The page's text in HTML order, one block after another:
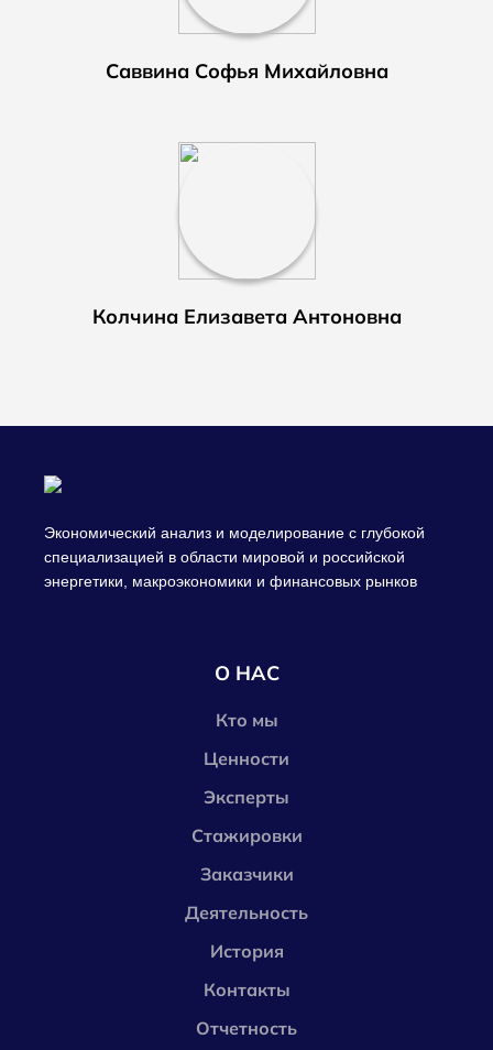
Саввина Софья Михайловна
Колчина Елизавета Антоновна
Экономический анализ и моделирование с глубокой
специализацией в области мировой и российской
энергетики, макроэкономики и финансовых рынков
О НАС
Кто мы
Ценности
Эксперты
Стажировки
Заказчики
Деятельность
История
Контакты
Отчетность